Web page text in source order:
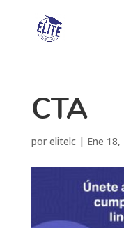
CTA
por elitelc| Ene 18,